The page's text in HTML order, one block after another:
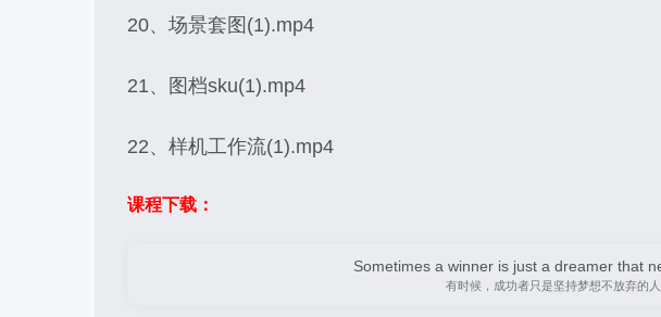
20、场景套图(1).mp4
21、图档sku(1).mp4
22、样机工作流(1).mp4
课程下载：
Sometimes a winner is just a dreamer that
有时候，成功者只是坚持梦想不放弃的人